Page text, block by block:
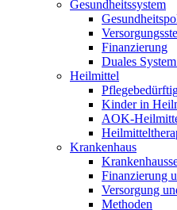
Gesundheitssystem
Finanzierung
Duales
Heilmittel
Kinder in
AOK-
Krankenhaus
Finanzierung
Versorgung
Methoden